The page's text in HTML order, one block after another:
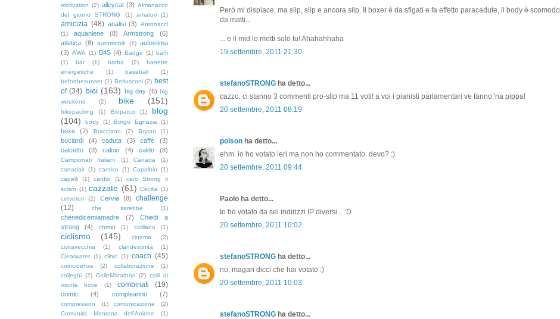
Però mi dispiace, ma slip, slip e ancora slip. Il boxer è da sfigati e fa effetto paracadute, il body è scomodo
da matti...
... e il mid lo metti solo tu! Ahahahhaha
19 settembre, 2011 21:30
stefanoSTRONG ha detto...
cazzo, ci stanno 3 commenti pro-slip ma 11 voti! a voi i pianisti parlamentari ve fanno 'na pippa!
20 settembre, 2011 08:19
poison ha detto...
ehm. io ho votato ieri ma non ho commentato. devo? :)
20 settembre, 2011 09:44
Paolo ha detto...
Io ho votato da sei indirizzi IP diversi... :D
20 settembre, 2011 10:02
stefanoSTRONG ha detto...
no, magari dicci che hai votato :)
20 settembre, 2011 10:03
stefanoSTRONG ha detto...
motivation (2) alleycat (3) Almanacco
del giorno STRONG
(1) amatori (1)
amicizia (48) analisi (3)
Antonacci
(1)
aquaniene (8) Armstrong
(6)
atletica (8) automobili (1) autostima
(3) AWA (1) B4S (4) Badge (1) baffi
(1)
bar (1) barba (2)
barrette
energetiche
(1) baseball
(1)
beforthesunset (1) Berlusconi (2) best
of (34) bici (163) big day (6) big
weekend
(2) bike (151)
bikepacking (1) Bioparco (1)
blog
(104)
body (1) Borgo Egnazia (1)
boxe (7) Bracciano (2) Bryton (1)
buciardi (4) caduta (3) caffè
(3)
calcetto
(3) calcio (4) caldo (8)
Campionati Italiani (1) Canada
(1)
canadair (1) cantico (1) Capalbio
(1)
capelli
(1) cardio (1)
caro Strong ti
scrivo (1) cazzate (61) Cecilia (1)
cerveteri
(2) Cervia (8)
challenge
(12)
che sarebbe (1)
chenedicemiamadre (7)
Chiedi a
strong
(4) chmet (1) ciciliano (1)
ciclismo (145) cinema
(2)
civitavecchia
(1) clandestinità
(1)
Clearwater (1) clinic (1) coach (45)
coincidenze (2) collaborazione
(1)
colleghi (2) ColleMarathon (2) colli di
monte bove
(1) combinati (19)
comic (4) compleanno (7)
compression (1) comunicazione
(2)
Comunità Montana dell'Aniene
(1)